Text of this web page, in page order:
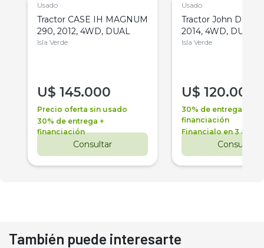
Usado
Tractor CASE IH MAGNUM
290, 2012, 4WD, DUAL
Isla Verde
U$ 145.000
Precio oferta sin usado
30% de entrega +
financiación
Consultar
Usado
Tractor John Deere
2014, 4WD, DUAL
Isla Verde
U$ 120.000
30% de entrega +
financiación
Financialo en 3 años
Consultar
También puede interesarte